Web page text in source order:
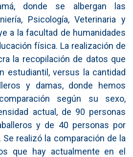
donde se albergan las
Psicología, Veterinaria y
a la facultad de humanidades
física. La realización de
la recopilación de datos que
estudiantil, versus la cantidad
y damas, donde hemos
según su sexo,
actual, de 90 personas
y de 40 personas por
Se realizó la comparación de la
que hay actualmente en el